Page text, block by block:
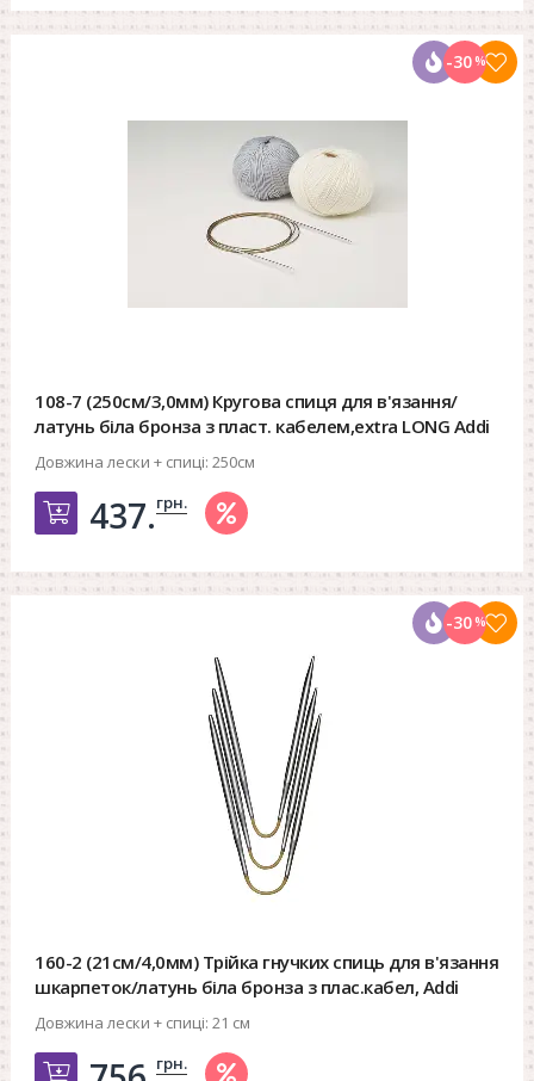
108-7 (250см/3,0мм) Кругова спиця для в'язання/
латунь біла бронза з пласт. кабелем,extra LONG Addi
Довжина лески + спиці: 250см
Добавить в корзину
437.грн.
-30%
160-2 (21см/4,0мм) Трійка гнучких спиць для в'язання
шкарпеток/латунь біла бронза з плас.кабел, Addi
Довжина лески + спиці: 21 см
Добавить в корзину
грн.
-30%